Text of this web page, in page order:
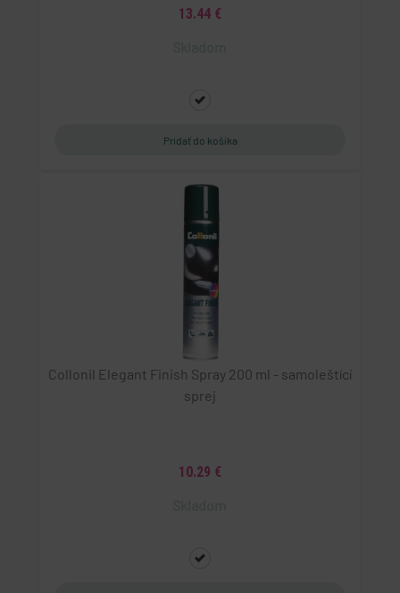
13.44 €
Collonil Elegant Finish Spray 200 ml - samoleštící
sprej
10.29 €